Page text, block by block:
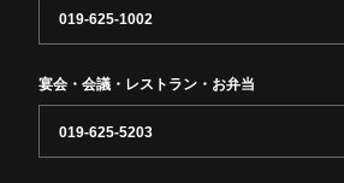
019-625-1002
宴会・会議・レストラン・お弁当
019-625-5203